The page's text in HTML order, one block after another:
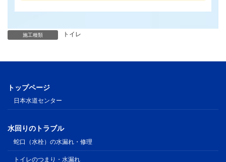
施工種類 トイレ
トップページ
日本水道センター
水回りのトラブル
蛇口（水栓）の水漏れ・修理
トイレのつまり・水漏れ